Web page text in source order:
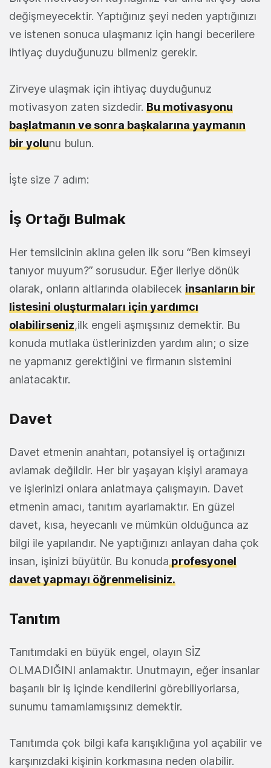
değişmeyecektir. Yaptığınız şeyi neden yaptığınızı
ve istenen sonuca ulaşmanız için hangi becerilere
ihtiyaç duyduğunuzu bilmeniz gerekir.
Zirveye ulaşmak için ihtiyaç duyduğunuz
motivasyon zaten sizdedir. Bu motivasyonu
başlatmanın ve sonra başkalarına yaymanın
bir yolunu bulun.
İşte size 7 adım:
İş Ortağı Bulmak
Her temsilcinin aklına gelen ilk soru “Ben kimseyi
tanıyor muyum?” sorusudur. Eğer ileriye dönük
olarak, onların altlarında olabilecek insanların bir
listesini oluşturmaları için yardımcı
olabilirseniz,ilk engeli aşmışsınız demektir. Bu
konuda mutlaka üstlerinizden yardım alın; o size
ne yapmanız gerektiğini ve firmanın sistemini
anlatacaktır.
Davet
Davet etmenin anahtarı, potansiyel iş ortağınızı
avlamak değildir. Her bir yaşayan kişiyi aramaya
ve işlerinizi onlara anlatmaya çalışmayın. Davet
etmenin amacı, tanıtım ayarlamaktır. En güzel
davet, kısa, heyecanlı ve mümkün olduğunca az
bilgi ile yapılandır. Ne yaptığınızı anlayan daha çok
insan, işinizi büyütür. Bu konuda profesyonel
davet yapmayı öğrenmelisiniz.
Tanıtım
Tanıtımdaki en büyük engel, olayın SİZ
OLMADIĞINI anlamaktır. Unutmayın, eğer insanlar
başarılı bir iş içinde kendilerini görebiliyorlarsa,
sunumu tamamlamışsınız demektir.
Tanıtımda çok bilgi kafa karışıklığına yol açabilir ve
karşınızdaki kişinin korkmasına neden olabilir.